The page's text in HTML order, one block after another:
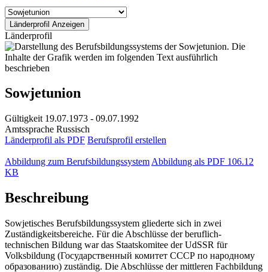
Länderprofil
Sowjetunion
Gültigkeit 19.07.1973 - 09.07.1992
Amtssprache Russisch
Länderprofil als PDF Berufsprofil erstellen
Abbildung zum Berufsbildungssystem Abbildung als PDF 106.12
KB
Beschreibung
Sowjetisches Berufsbildungssystem gliederte sich in zwei
Zuständigkeitsbereiche. Für die Abschlüsse der beruflich-
technischen Bildung war das Staatskomitee der UdSSR für
Volksbildung (Государственный комитет СССР по народному
образованию) zuständig. Die Abschlüsse der mittleren Fachbildung